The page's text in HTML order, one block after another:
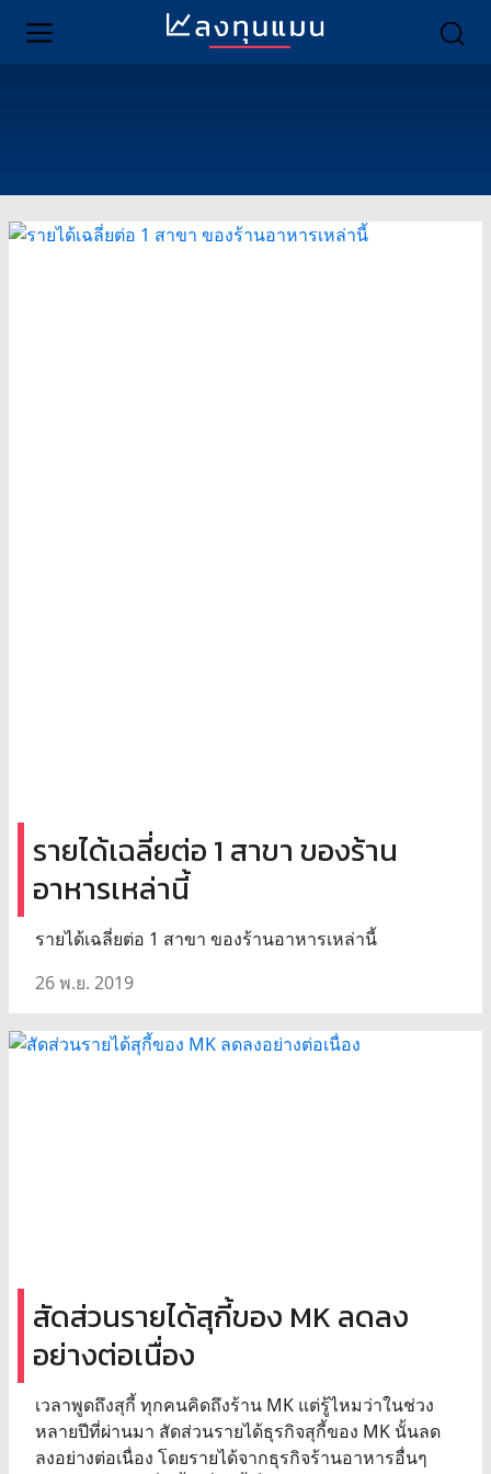
รายได้เฉลี่ยต่อ 1 สาขา ของร้าน
อาหารเหล่านี้
รายได้เฉลี่ยต่อ 1 สาขา ของร้านอาหารเหล่านี้
26 พ.ย. 2019
สัดส่วนรายได้สุกี้ของ MK ลดลง
อย่างต่อเนื่อง
เวลาพูดถึงสุกี้ ทุกคนคิดถึงร้าน MK แต่รู้ไหมว่าในช่วง
หลายปีที่ผ่านมา สัดส่วนรายได้ธุรกิจสุกี้ของ MK นั้นลด
ลงอย่างต่อเนื่อง โดยรายได้จากธุรกิจร้านอาหารอื่นๆ